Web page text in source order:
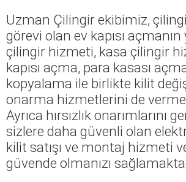
Uzman Çilingir ekibimiz,
görevi olan ev kapısı açmanın
çilingir hizmeti, kasa çilingir
kapısı açma, para kasası
kopyalama ile birlikte kilit
onarma hizmetlerini de
Ayrıca hırsızlık onarımlarını
sizlere daha güvenli olan
kilit satışı ve montaj hizmeti
güvende olmanızı